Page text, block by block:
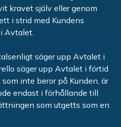
kravet själv eller genom
i strid med Kundens
Avtalet.
säger upp Avtalet i
säger upp Avtalet i förtid
inte beror på Kunden, är
endast i förhållande till
som utgetts som en